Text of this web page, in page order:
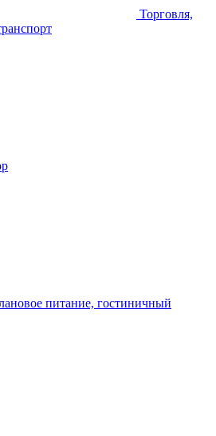
Торговля,
питание, гостиничный